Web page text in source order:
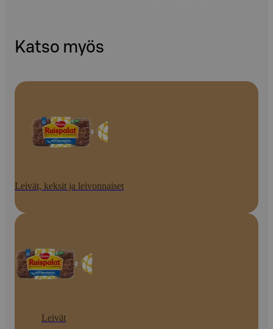
Katso myös
Leivät, keksit ja leivonnaiset
Leivät